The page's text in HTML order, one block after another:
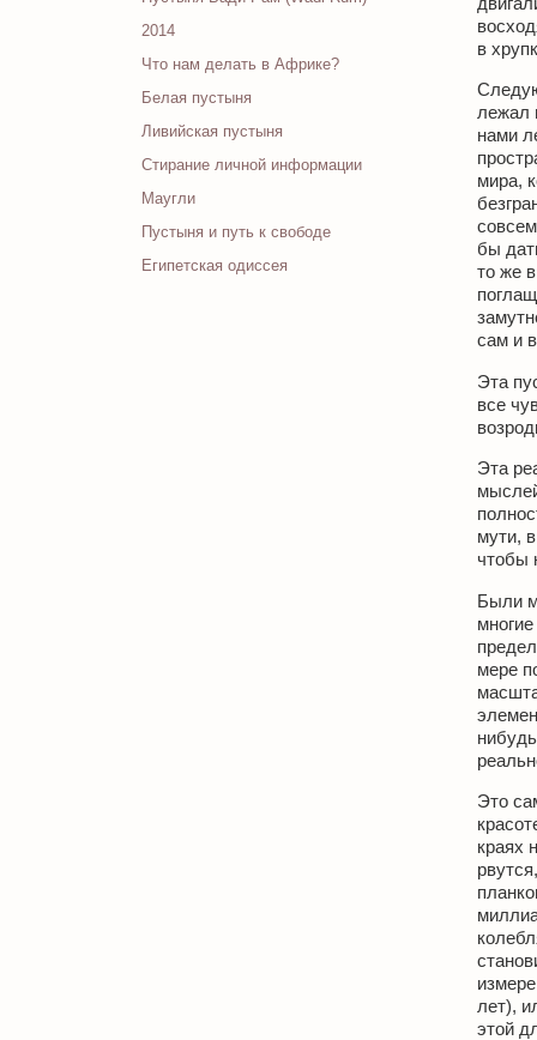
2014
Что нам делать в Африке?
Белая пустыня
Ливийская пустыня
Стирание личной информации
Маугли
Пустыня и путь к свободе
Египетская одиссея
в
лежал
нами
мира,
бы
то же
сам и
Эта
все
Эта
мути,
чтобы
Были
мере
Это
краях
лет),
этой